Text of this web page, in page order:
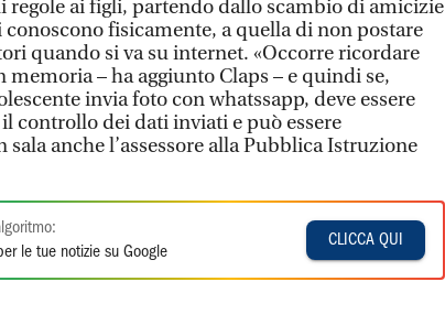
regole ai figli, partendo dallo scambio di amicizie
conoscono fisicamente, a quella di non postare
quando si va su internet. «Occorre ricordare
memoria – ha aggiunto Claps – e quindi se,
invia foto con whatssapp, deve essere
controllo dei dati inviati e può essere
sala anche l’assessore alla Pubblica Istruzione
le tue notizie su Google
CLICCA QUI